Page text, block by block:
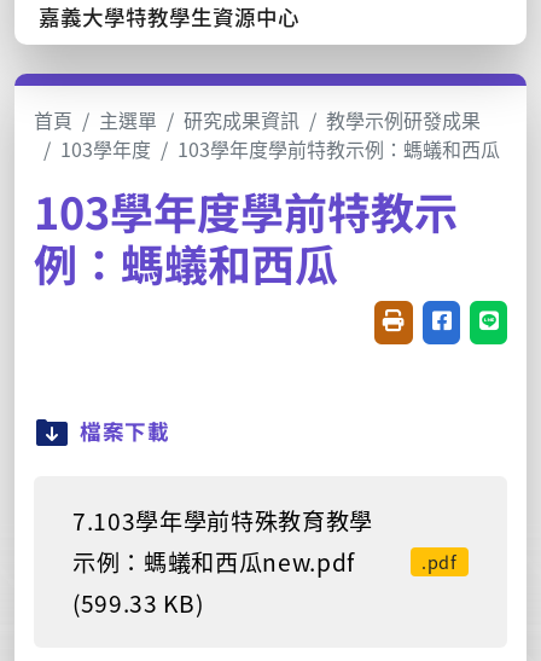
嘉義大學特教學生資源中心
首頁 主選單 研究成果資訊
教學示例研發成果
103學年度
103學年度學前特教示例：螞蟻和西瓜
103學年度學前特教示
例：螞蟻和西瓜
友善列印(開新視
分享至臉書
分享
檔案下載
7.103學年學前特殊教育教學
示例：螞蟻和西瓜new.pdf
(599.33 KB)
.pdf